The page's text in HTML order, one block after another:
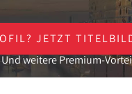
JETZT
Und weitere Premium-